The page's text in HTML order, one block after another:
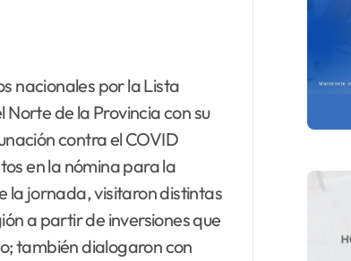
de la Provincia con su
contra el COVID
en la nómina para la
la jornada, visitaron distintas
a partir de inversiones que
también dialogaron con